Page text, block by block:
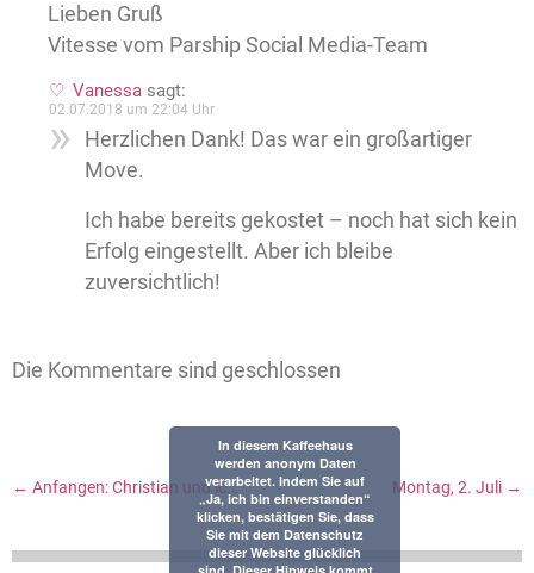
Lieben Gruß
Vitesse vom Parship Social Media-Team
Vanessa sagt:
02.07.2018 um 22:04 Uhr
Herzlichen Dank! Das war ein großartiger
Move.
Ich habe bereits gekostet – noch hat sich kein
Erfolg eingestellt. Aber ich bleibe
zuversichtlich!
Die Kommentare sind geschlossen
← Anfangen: Christian und ich reden übers Loslegen Montag, 2. Juli →
In diesem Kaffeehaus
werden anonym Daten
verarbeitet. Indem Sie auf
„Ja, ich bin einverstanden“
klicken, bestätigen Sie, dass
Sie mit dem Datenschutz
dieser Website glücklich